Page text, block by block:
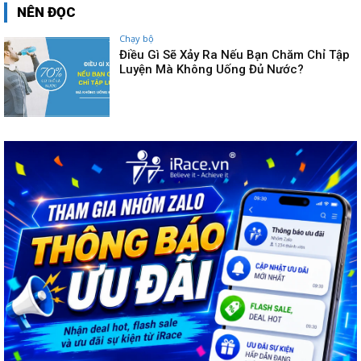
NÊN ĐỌC
Chạy bộ
Điều Gì Sẽ Xảy Ra Nếu Bạn Chăm Chỉ Tập
Luyện Mà Không Uống Đủ Nước?